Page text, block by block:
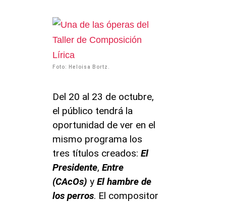
Foto: Heloisa Bortz.
Del 20 al 23 de octubre,
el público tendrá la
oportunidad de ver en el
mismo programa los
tres títulos creados: El
Presidente, Entre
(CAcOs) y El hambre de
los perros. El compositor